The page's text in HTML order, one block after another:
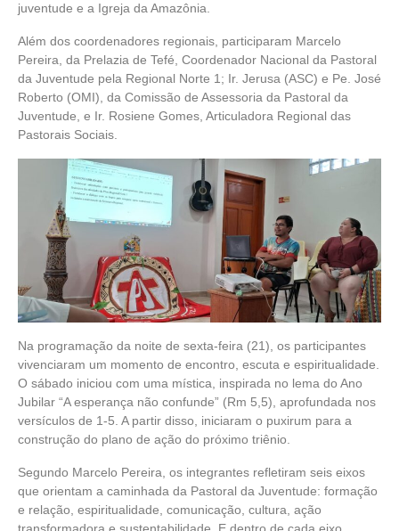
juventude e a Igreja da Amazônia.
Além dos coordenadores regionais, participaram Marcelo
Pereira, da Prelazia de Tefé, Coordenador Nacional da Pastoral
da Juventude pela Regional Norte 1; Ir. Jerusa (ASC) e Pe. José
Roberto (OMI), da Comissão de Assessoria da Pastoral da
Juventude, e Ir. Rosiene Gomes, Articuladora Regional das
Pastorais Sociais.
Na programação da noite de sexta-feira (21), os participantes
vivenciaram um momento de encontro, escuta e espiritualidade.
O sábado iniciou com uma mística, inspirada no lema do Ano
Jubilar “A esperança não confunde” (Rm 5,5), aprofundada nos
versículos de 1-5. A partir disso, iniciaram o puxirum para a
construção do plano de ação do próximo triênio.
Segundo Marcelo Pereira, os integrantes refletiram seis eixos
que orientam a caminhada da Pastoral da Juventude: formação
e relação, espiritualidade, comunicação, cultura, ação